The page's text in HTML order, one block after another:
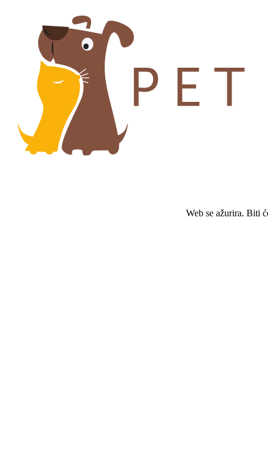
Web se ažurira. Biti